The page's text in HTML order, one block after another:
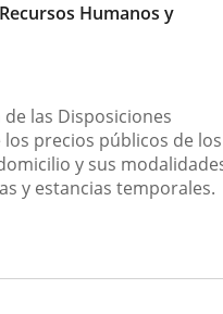
Humanos y
las Disposiciones
precios públicos de los
y sus
y estancias temporales.